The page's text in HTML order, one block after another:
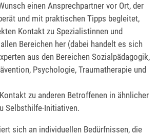
einen Ansprechpartner vor Ort, der
und mit praktischen Tipps begleitet,
Kontakt zu Spezialistinnen und
Bereichen her (dabei handelt es sich
aus den Bereichen Sozialpädagogik,
Psychologie, Traumatherapie und
zu anderen Betroffenen in ähnlicher
Selbsthilfe-Initiativen.
sich an individuellen Bedürfnissen, die